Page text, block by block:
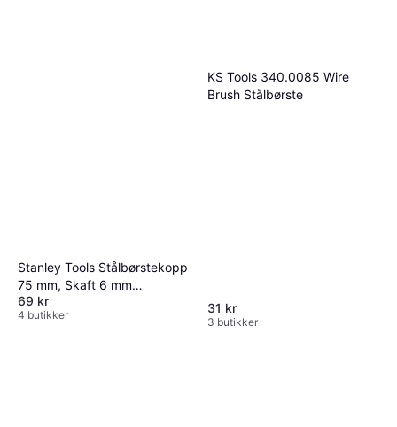
Stanley Tools Stålbørstekopp
75 mm, Skaft 6 mm
Stålbørste
69 kr
4 butikker
KS Tools 340.0085 Wire
Brush Stålbørste
31 kr
3 butikker